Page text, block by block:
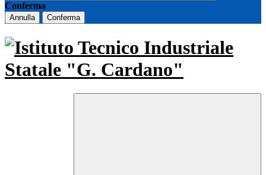
Conferma
Annulla Conferma